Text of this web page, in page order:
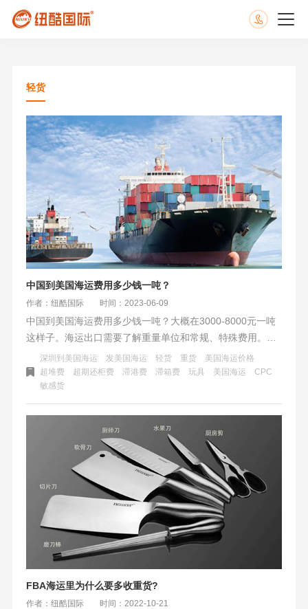
轻货
中国到美国海运费用多少钱一吨？
作者：纽酷国际 时间：2023-06-09
中国到美国海运费用多少钱一吨？大概在3000-8000元一吨
这样子。海运出口需要了解重量单位和常规、特殊费用。美
国海运费用复杂，轻货以体积重计算，重货有优惠，敏感货
物审核流程更严格。特殊费用包括超期滞港费、返空费、超
时费等。注意特殊附加费用和意外费用。
深圳到美国海运 发美国海运 轻货 重货
美国海运价格
超堆费
超期还柜费 滞港费 滞箱费 玩具 美国海运
CPC
敏感货
FBA海运里为什么要多收重货?
作者：纽酷国际 时间：2022-10-21